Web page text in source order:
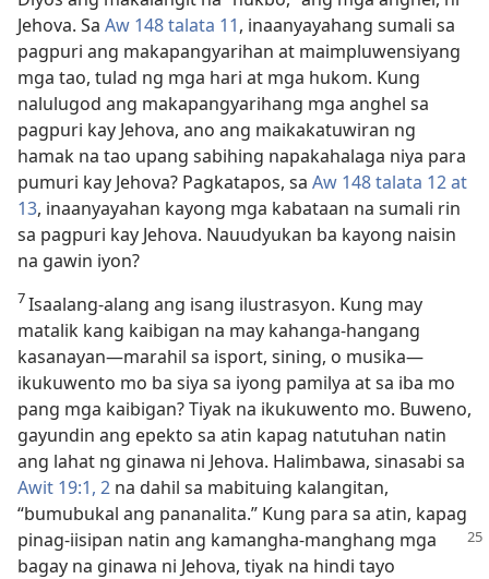
Jehova. Sa Aw 148 talata 11, inaanyayahang sumali sa
pagpuri ang makapangyarihan at maimpluwensiyang
mga tao, tulad ng mga hari at mga hukom. Kung
nalulugod ang makapangyarihang mga anghel sa
pagpuri kay Jehova, ano ang maikakatuwiran ng
hamak na tao upang sabihing napakahalaga niya para
pumuri kay Jehova? Pagkatapos, sa Aw 148 talata 12 at
13, inaanyayahan kayong mga kabataan na sumali rin
sa pagpuri kay Jehova. Nauudyukan ba kayong naisin
na gawin iyon?
7Isaalang-alang ang isang ilustrasyon. Kung may
matalik kang kaibigan na may kahanga-hangang
kasanayan​—marahil sa isport, sining, o musika​—
ikukuwento mo ba siya sa iyong pamilya at sa iba mo
pang mga kaibigan? Tiyak na ikukuwento mo. Buweno,
gayundin ang epekto sa atin kapag natutuhan natin
ang lahat ng ginawa ni Jehova. Halimbawa, sinasabi sa
Awit 19:1, 2 na dahil sa mabituing kalangitan,
“bumubukal ang pananalita.” Kung para sa atin, kapag
pinag-iisipan natin ang kamangha-manghang mga
bagay na ginawa ni Jehova, tiyak na hindi tayo